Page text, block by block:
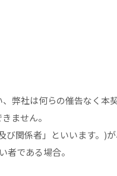
弊社は何らの催告なく本
ません。
関係者」といいます。)
である場合。